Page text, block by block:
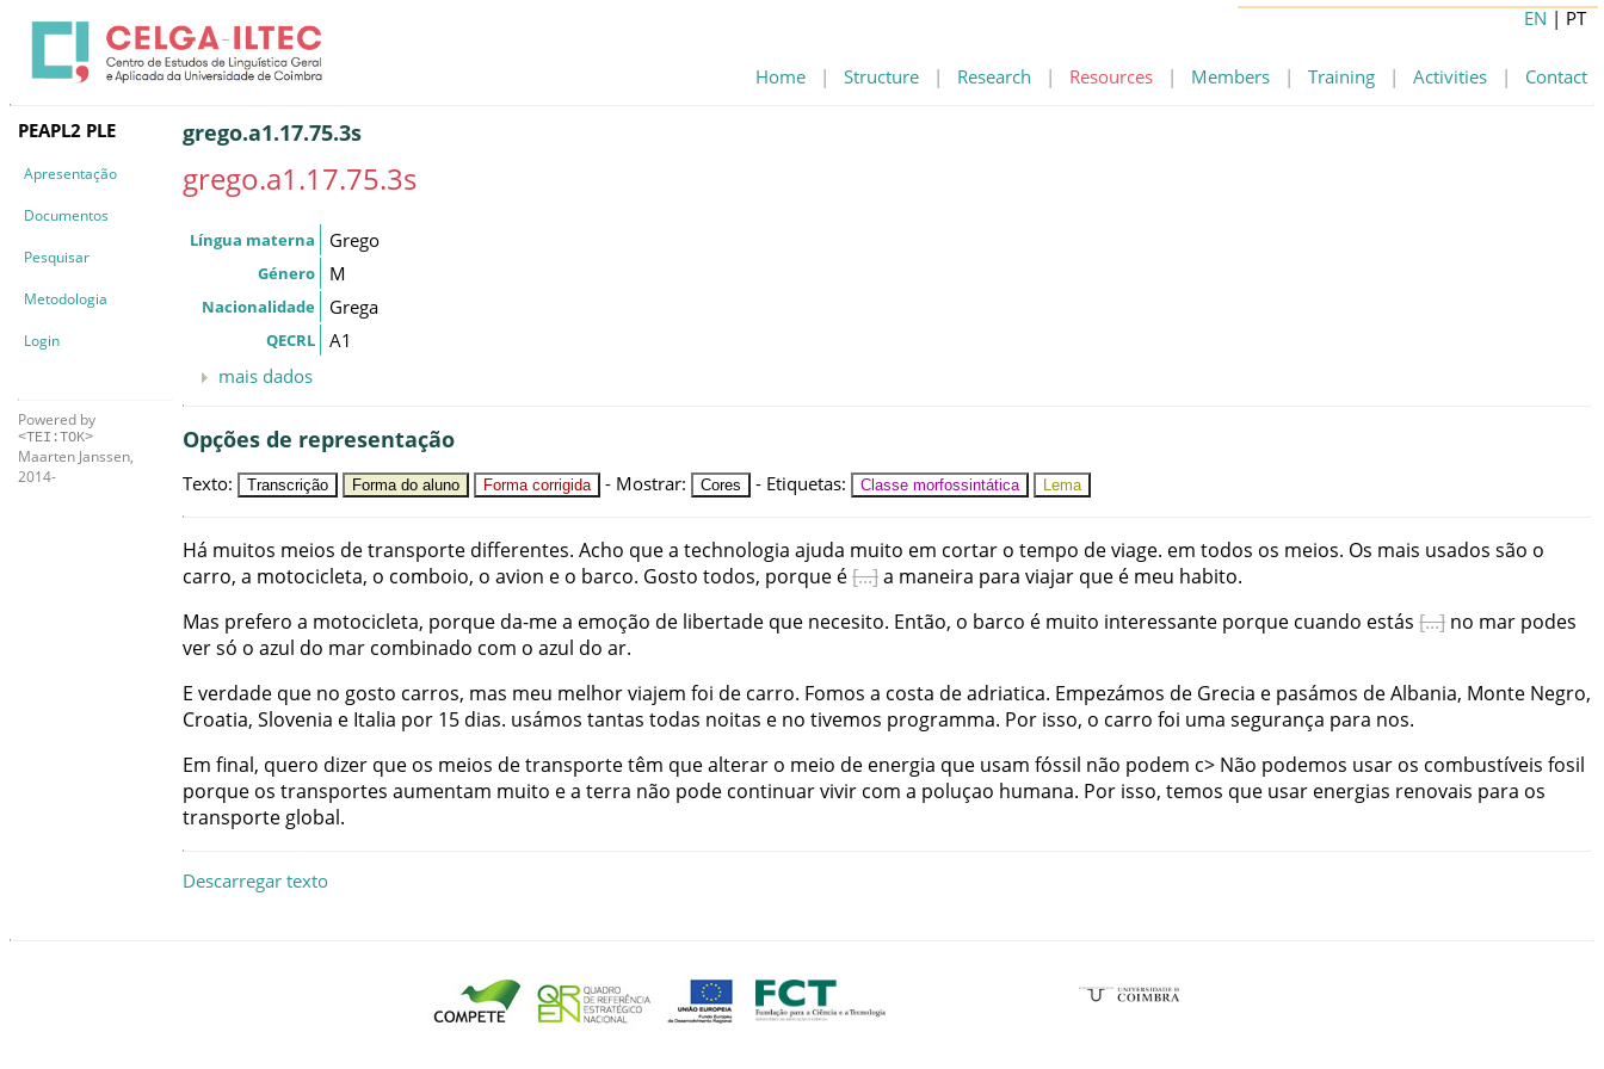
Home | Structure | Research | Resources | Members | Training | Activities | Contact
EN | PT
PEAPL2 PLE
Apresentação
Documentos
Pesquisar
Metodologia
Login
Powered by
<TEI:TOK>
Maarten Janssen,
2014-
grego.a1.17.75.3s
grego.a1.17.75.3s
Língua materna Grego
Género M
Nacionalidade Grega
QECRL
A1
mais dados
Opções de representação
Texto: Transcrição Forma do aluno Forma corrigida - Mostrar: Cores - Etiquetas: Classe morfossintática Lema
Há muitos meios detransporte differentes. Acho quea technologia ajuda muito em cortar o tempo deviage. em todos os meios. Os mais usados são o
carro, a motocicleta, o comboio, o avion e o barco. Gosto todos, porque é a maneira para viajar que é meu habito.
Mas prefero a motocicleta, porque da-mea emoção de libertade que necesito. Então, o barco é muito interessante porque cuando estás no mar podes
versó o azul do mar combinado com o azul do ar.
E verdade que no gosto carros, mas meu melhorviajem foi de carro. Fomos a costa deadriatica. Empezámos de Grecia e pasámos deAlbania, Monte Negro,
Croatia, Slovenia e Italia por 15 dias. usámos tantas todas noitas e no tivemos programma. Por isso, o carro foi uma segurança para nos.
Em final, quero dizer que os meios detransportetêm quealterar o meio de energia que usam fóssil não podem c> Não podemos usar os combustíveis fosil
porque os transportes aumentam muito ea terra não pode continuarvivir com a poluçao humana. Por isso, temos que usar energias renovais para os
transporte global.
Descarregar texto